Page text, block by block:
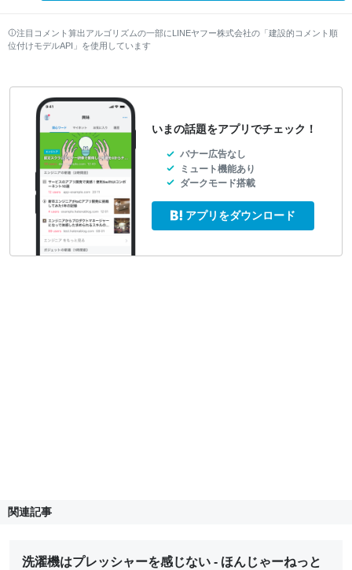
注目コメント算出アルゴリズムの一部にLINEヤフー株式会社の「建設的コメント順
位付けモデルAPI」を使用しています
いまの話題をアプリでチェック！
バナー広告なし
ミュート機能あり
ダークモード搭載
アプリをダウンロード
関連記事
洗濯機はプレッシャーを感じない - ほんじゃーねっと